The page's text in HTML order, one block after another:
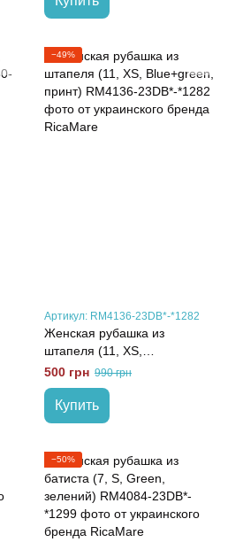
−49%
Артикул: RM4136-23DB*-*1282
Женская рубашка из
штапеля (11, XS,
Blue+green, принт)
500 грн 990 грн
Купить
−50%